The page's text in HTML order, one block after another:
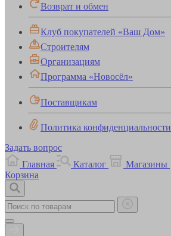
Возврат и обмен
Клуб покупателей «Ваш Дом»
Строителям
Организациям
Программа «Новосёл»
Поставщикам
Политика конфиденциальности
Задать вопрос
Главная
Каталог Магазины
Корзина